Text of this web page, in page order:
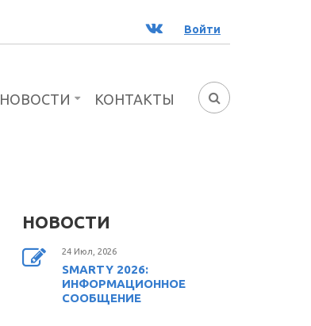
ВК Войти
ФОРМА
НОВОСТИ КОНТАКТЫ
НОВОСТИ
24 Июл, 2026
SMARTY 2026:
ИНФОРМАЦИОННОЕ
СООБЩЕНИЕ